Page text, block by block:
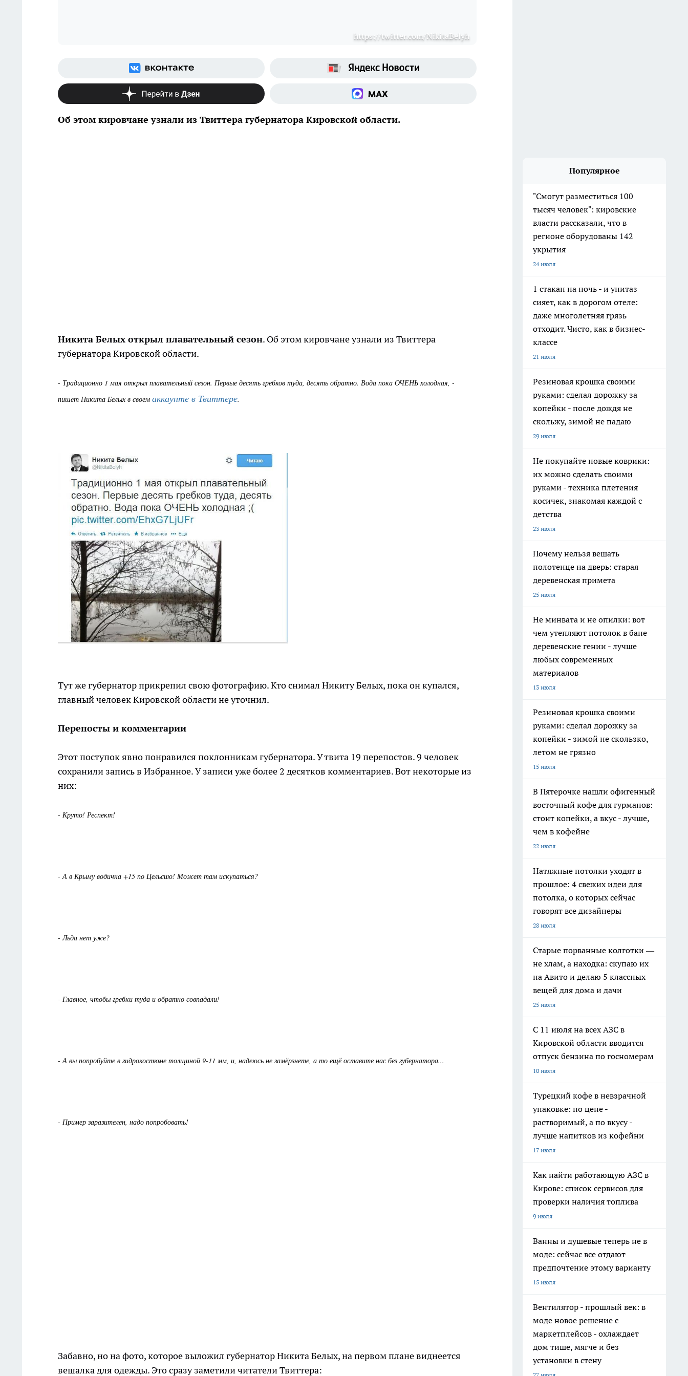
https://twitter.com/NikitaBelyh
Об этом кировчане узнали из Твиттера губернатора Кировской области.
Никита Белых открыл плавательный сезон. Об этом кировчане узнали из Твиттера
губернатора Кировской области.
- Традиционно 1 мая открыл плавательный сезон. Первые десять гребков туда, десять обратно. Вода пока ОЧЕНЬ холодная, -
пишет Никита Белых в своем аккаунте в Твиттере.
Тут же губернатор прикрепил свою фотографию. Кто снимал Никиту Белых, пока он купался,
главный человек Кировской области не уточнил.
Перепосты и комментарии
Этот поступок явно понравился поклонникам губернатора. У твита 19 перепостов. 9 человек
сохранили запись в Избранное. У записи уже более 2 десятков комментариев. Вот некоторые из
них:
- Круто! Респект!
- А в Крыму водичка +15 по Цельсию! Может там искупаться?
- Льда нет уже?
- Главное, чтобы гребки туда и обратно совпадали!
- А вы попробуйте в гидрокостюме толщиной 9-11 мм, и, надеюсь не замёрзнете, а то ещё оставите нас без губернатора...
- Пример заразителен, надо попробовать!
Забавно, но на фото, которое выложил губернатор Никита Белых, на первом плане виднеется
вешалка для одежды. Это сразу заметили читатели Твиттера:
Популярное
"Смогут разместиться 100
тысяч человек": кировские
власти рассказали, что в
регионе оборудованы 142
укрытия
24 июля
1 стакан на ночь - и унитаз
сияет, как в дорогом отеле:
даже многолетняя грязь
отходит. Чисто, как в бизнес-
классе
21 июля
Резиновая крошка своими
руками: сделал дорожку за
копейки - после дождя не
скольжу, зимой не падаю
29 июля
Не покупайте новые коврики:
их можно сделать своими
руками - техника плетения
косичек, знакомая каждой с
детства
23 июля
Почему нельзя вешать
полотенце на дверь: старая
деревенская примета
25 июля
Не минвата и не опилки: вот
чем утепляют потолок в бане
деревенские гении - лучше
любых современных
материалов
13 июля
Резиновая крошка своими
руками: сделал дорожку за
копейки - зимой не скользко,
летом не грязно
15 июля
В Пятерочке нашли офигенный
восточный кофе для гурманов:
стоит копейки, а вкус - лучше,
чем в кофейне
22 июля
Натяжные потолки уходят в
прошлое: 4 свежих идеи для
потолка, о которых сейчас
говорят все дизайнеры
28 июля
Старые порванные колготки —
не хлам, а находка: скупаю их
на Авито и делаю 5 классных
вещей для дома и дачи
25 июля
С 11 июля на всех АЗС в
Кировской области вводится
отпуск бензина по госномерам
10 июля
Турецкий кофе в невзрачной
упаковке: по цене -
растворимый, а по вкусу -
лучше напитков из кофейни
17 июля
Как найти работающую АЗС в
Кирове: список сервисов для
проверки наличия топлива
9 июля
Ванны и душевые теперь не в
моде: сейчас все отдают
предпочтение этому варианту
15 июля
Вентилятор - прошлый век: в
моде новое решение с
маркетплейсов - охлаждает
дом тише, мягче и без
установки в стену